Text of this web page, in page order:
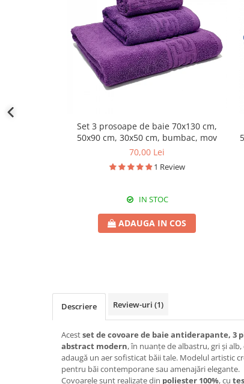
Set 3 prosoape de baie 70x130 cm,
50x90 cm, 30x50 cm, bumbac, mov
70,00 Lei
1 Review
IN STOC
ADAUGA IN COS
Descriere Review-uri (1)
Acestset de covoare de baie antiderapante, 3
abstract modern, în nuanțe de albastru, gri și alb,
adaugă un aer sofisticat băii tale. Modelul artistic
pentru băi contemporane sau amenajări elegante.
Covoarele sunt realizate din poliester 100%, cu